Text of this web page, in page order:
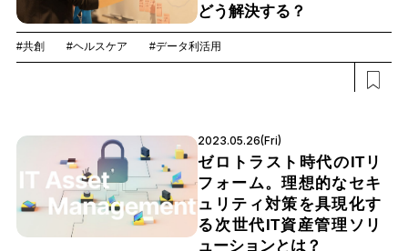
どう解決する？
#共創 #ヘルスケア #データ利活用
2023.05.26(Fri)
ゼロトラスト時代のITリ
フォーム。理想的なセキ
ュリティ対策を具現化す
る次世代IT資産管理ソリ
ューションとは？